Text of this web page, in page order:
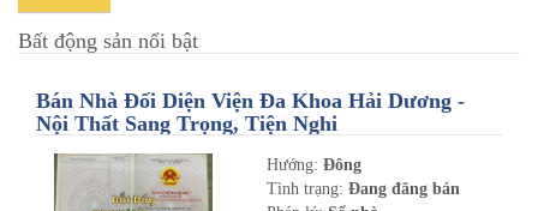
Bất động sản nổi bật
Bán Nhà Đối Diện Viện Đa Khoa Hải Dương -
Nội Thất Sang Trọng, Tiện Nghi
Hướng: Đông
Tình trạng: Đang đăng bán